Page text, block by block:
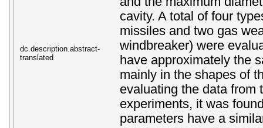
dc.description.abstract-
translated
cavity. A total of four
missiles and two gas
windbreaker) were
have approximately the
mainly in the shapes of
evaluating the data from
experiments, it was
parameters have a